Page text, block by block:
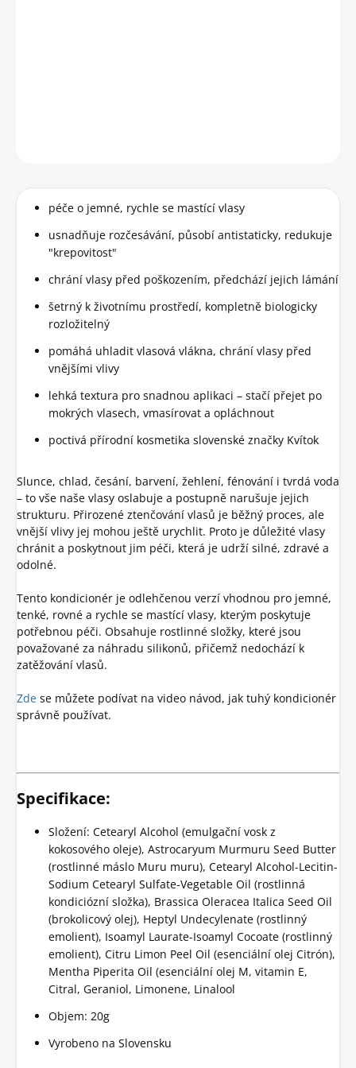
péče o jemné, rychle se mastící vlasy
usnadňuje rozčesávání, působí antistaticky, redukuje
"krepovitost"
chrání vlasy před poškozením, předchází jejich lámání
šetrný k životnímu prostředí, kompletně biologicky
rozložitelný
pomáhá uhladit vlasová vlákna, chrání vlasy před
vnějšími vlivy
lehká textura pro snadnou aplikaci – stačí přejet po
mokrých vlasech, vmasírovat a opláchnout
poctivá přírodní kosmetika slovenské značky Kvítok
Slunce, chlad, česání, barvení, žehlení, fénování i tvrdá voda
– to vše naše vlasy oslabuje a postupně narušuje jejich
strukturu. Přirozené ztenčování vlasů je běžný proces, ale
vnější vlivy jej mohou ještě urychlit. Proto je důležité vlasy
chránit a poskytnout jim péči, která je udrží silné, zdravé a
odolné.
Tento kondicionér je odlehčenou verzí vhodnou pro jemné,
tenké, rovné a rychle se mastící vlasy, kterým poskytuje
potřebnou péči. Obsahuje rostlinné složky, které jsou
považované za náhradu silikonů, přičemž nedochází k
zatěžování vlasů.
Zde se můžete podívat na video návod, jak tuhý kondicionér
správně používat.
Specifikace:
Složení: Cetearyl Alcohol (emulgační vosk z
kokosového oleje), Astrocaryum Murmuru Seed Butter
(rostlinné máslo Muru muru), Cetearyl Alcohol-Lecitin-
Sodium Cetearyl Sulfate-Vegetable Oil (rostlinná
kondiciózní složka), Brassica Oleracea Italica Seed Oil
(brokolicový olej), Heptyl Undecylenate (rostlinný
emolient), Isoamyl Laurate-Isoamyl Cocoate (rostlinný
emolient), Citru Limon Peel Oil (esenciální olej Citrón),
Mentha Piperita Oil (esenciální olej M, vitamin E,
Citral, Geraniol, Limonene, Linalool
Objem: 20g
Vyrobeno na Slovensku